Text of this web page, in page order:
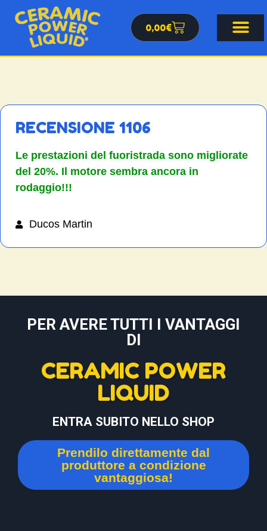
0,00€
RECENSIONE 1106
Le prestazioni del fuoristrada sono migliorate
del 20%. Il motore sembra ancora in
rodaggio!!!
Ducos Martin
PER AVERE TUTTI I VANTAGGI
DI
CERAMIC POWER
LIQUID
ENTRA SUBITO NELLO SHOP
Prendilo direttamente dal
produttore a condizione
vantaggiosa!